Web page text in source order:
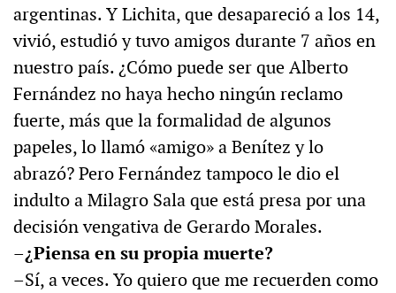
argentinas. Y Lichita, que desapareció a los 14,
vivió, estudió y tuvo amigos durante 7 años en
nuestro país. ¿Cómo puede ser que Alberto
Fernández no haya hecho ningún reclamo
fuerte, más que la formalidad de algunos
papeles, lo llamó «amigo» a Benítez y lo
abrazó? Pero Fernández tampoco le dio el
indulto a Milagro Sala que está presa por una
decisión vengativa de Gerardo Morales.
–¿Piensa en su propia muerte?
–Sí, a veces. Yo quiero que me recuerden como